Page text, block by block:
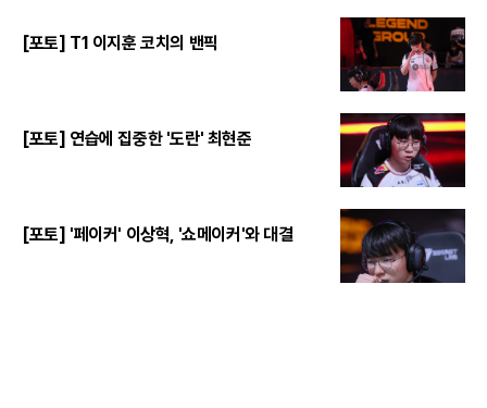
[포토] T1 이지훈 코치의 밴픽
[포토] 연습에 집중한 '도란' 최현준
[포토] '페이커' 이상혁, '쇼메이커'와 대결